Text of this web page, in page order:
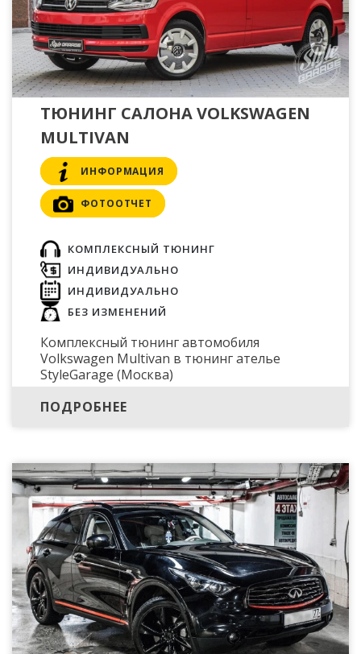
ТЮНИНГ САЛОНА VOLKSWAGEN
MULTIVAN
ИНФОРМАЦИЯ
ФОТООТЧЕТ
КОМПЛЕКСНЫЙ ТЮНИНГ
ИНДИВИДУАЛЬНО
ИНДИВИДУАЛЬНО
БЕЗ ИЗМЕНЕНИЙ
Комплексный тюнинг автомобиля
Volkswagen Multivan в тюнинг ателье
StyleGarage (Москва)
ПОДРОБНЕЕ